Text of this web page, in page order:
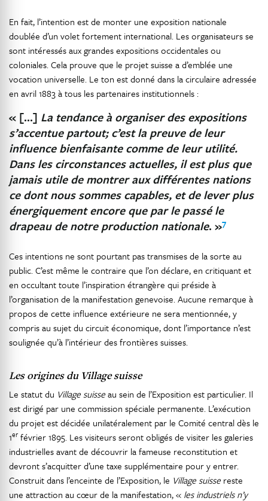
En fait, l’intention est de monter une exposition nationale
doublée d’un volet fortement international. Les organisateurs se
sont intéressés aux grandes expositions occidentales ou
coloniales. Cela prouve que le projet suisse a d’emblée une
vocation universelle. Le ton est donné dans la circulaire adressée
en avril 1883 à tous les partenaires institutionnels :
« […] La tendance à organiser des expositions
s’accentue partout; c’est la preuve de leur
influence bienfaisante comme de leur utilité.
Dans les circonstances actuelles, il est plus que
jamais utile de montrer aux différentes nations
ce dont nous sommes capables, et de lever plus
énergiquement encore que par le passé le
drapeau de notre production nationale. »7
Ces intentions ne sont pourtant pas transmises de la sorte au
public. C’est même le contraire que l’on déclare, en critiquant et
en occultant toute l’inspiration étrangère qui préside à
l’organisation de la manifestation genevoise. Aucune remarque à
propos de cette influence extérieure ne sera mentionnée, y
compris au sujet du circuit économique, dont l’importance n’est
soulignée qu’à l’intérieur des frontières suisses.
Les origines du Village suisse
Le statut du Village suisseau sein de l’Exposition est particulier. Il
est dirigé par une commission spéciale permanente. L’exécution
du projet est décidée unilatéralement par le Comité central dès le
1er février 1895. Les visiteurs seront obligés de visiter les galeries
industrielles avant de découvrir la fameuse reconstitution et
devront s’acquitter d’une taxe supplémentaire pour y entrer.
Construit dans l’enceinte de l’Exposition, le Village suisse reste
une attraction au cœur de la manifestation, « les industriels n’y